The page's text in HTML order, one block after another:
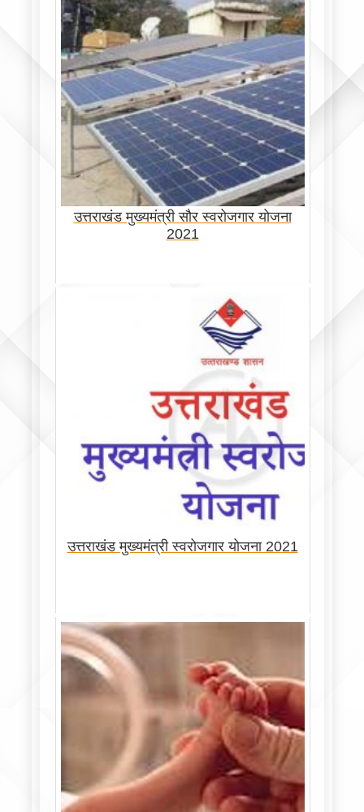
उत्तराखंड मुख्यमंत्री सौर स्वरोजगार योजना
2021
उत्तराखंड मुख्यमंत्री स्वरोजगार योजना 2021